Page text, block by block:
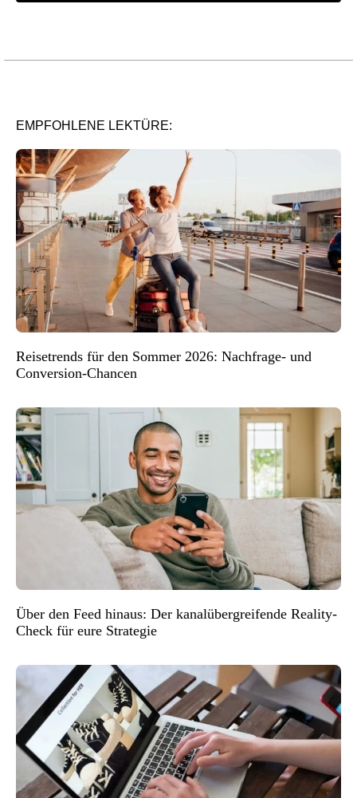
EMPFOHLENE LEKTÜRE:
Reisetrends für den Sommer 2026: Nachfrage- und
Conversion-Chancen
Über den Feed hinaus: Der kanalübergreifende Reality-
Check für eure Strategie